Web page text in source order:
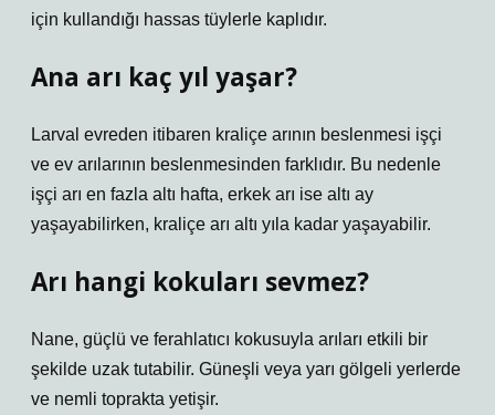
için kullandığı hassas tüylerle kaplıdır.
Ana arı kaç yıl yaşar?
Larval evreden itibaren kraliçe arının beslenmesi işçi
ve ev arılarının beslenmesinden farklıdır. Bu nedenle
işçi arı en fazla altı hafta, erkek arı ise altı ay
yaşayabilirken, kraliçe arı altı yıla kadar yaşayabilir.
Arı hangi kokuları sevmez?
Nane, güçlü ve ferahlatıcı kokusuyla arıları etkili bir
şekilde uzak tutabilir. Güneşli veya yarı gölgeli yerlerde
ve nemli toprakta yetişir.